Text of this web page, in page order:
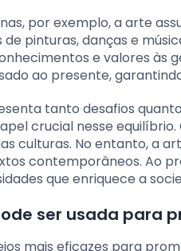
por exemplo, a arte
pinturas, danças e
e valores às
ao presente,
tanto desafios
crucial nesse
culturas. No entanto, a
contemporâneos. Ao
que enriquece a
ser usada para
mais eficazes para